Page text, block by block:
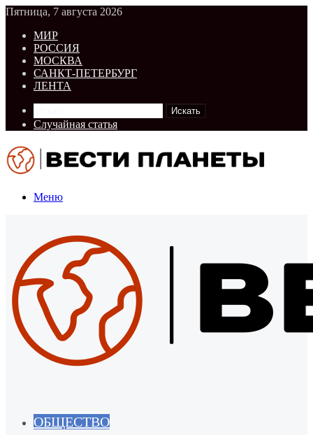
Пятница, 7 августа 2026
МИР
РОССИЯ
МОСКВА
САНКТ-ПЕТЕРБУРГ
ЛЕНТА
Искать
Случайная статья
Меню
ОБЩЕСТВО